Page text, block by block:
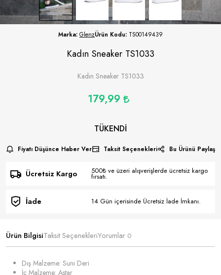
Marka: GlenzÜrün Kodu: TS00149439
Kadın Sneaker TS1033
Kadın Sneaker TS1033
179,99
TÜKENDI
Fiyatı Düşünce Haber Ver Taksit Seçenekleri Bu Ürünü Paylaş
Ücretsiz Kargo 500₺ ve üzeri alışverişlerde ücretsiz kargo
fırsatı.
İade 14 Gün içerisinde Ücretsiz İade İmkanı.
Ürün BilgisiTaksit SeçenekleriYorumlar 0
Dış Malzeme: Suni Deri
İç Malzeme: Astar